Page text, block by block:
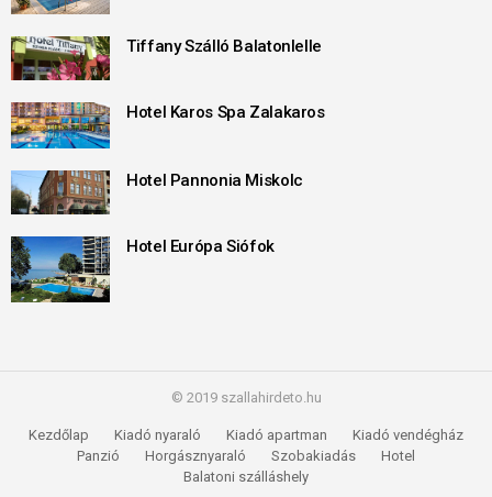
Tiffany Szálló Balatonlelle
Hotel Karos Spa Zalakaros
Hotel Pannonia Miskolc
Hotel Európa Siófok
© 2019 szallahirdeto.hu
Kezdőlap Kiadó nyaraló Kiadó apartman
Kiadó vendégház
Panzió
Horgásznyaraló Szobakiadás
Hotel
Balatoni szálláshely